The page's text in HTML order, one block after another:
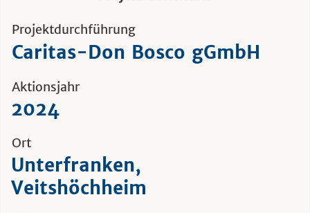
Projektdurchführung
Caritas-Don Bosco gGmbH
Aktionsjahr
2024
Ort
Unterfranken,
Veitshöchheim